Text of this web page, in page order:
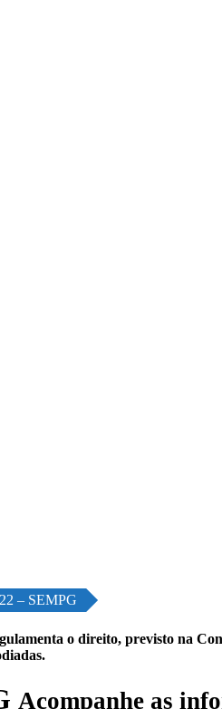
– SEMPG
o direito, previsto na
Acompanhe as